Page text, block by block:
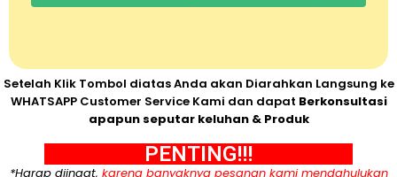
Setelah Klik Tombol diatas Anda akan Diarahkan Langsung ke
WHATSAPP Customer Service Kami dan dapat Berkonsultasi
apapun seputar keluhan & Produk
PENTING!!!
*Harap diingat, karena banyaknya pesanan kami mendahulukan